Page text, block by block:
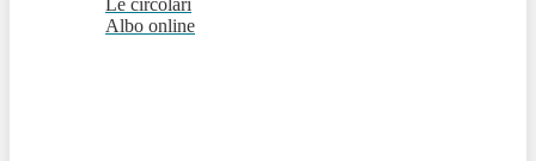
Le circolari
Albo online